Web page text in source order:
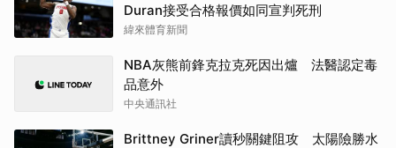
Duran接受合格報價如同宣判死刑
緯來體育新聞
NBA灰熊前鋒克拉克死因出爐 法醫認定毒
品意外
中央通訊社
Brittney Griner讀秒關鍵阻攻 太陽險勝水